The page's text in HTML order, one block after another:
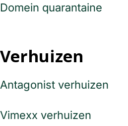
Domein quarantaine
Verhuizen
Antagonist verhuizen
Vimexx verhuizen